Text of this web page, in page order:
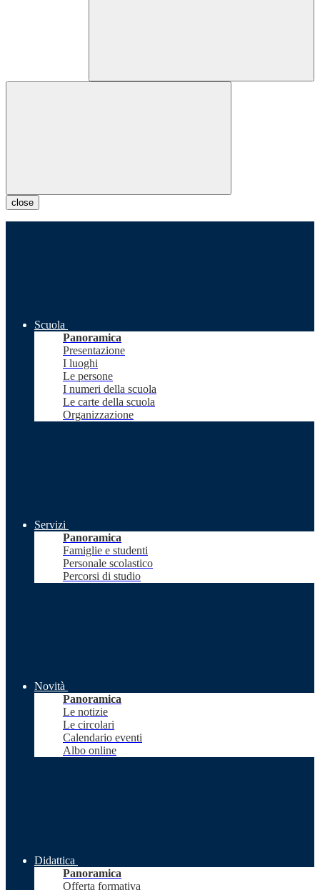
close
Scuola
Panoramica
Presentazione
I luoghi
Le persone
I numeri della scuola
Le carte della scuola
Organizzazione
Servizi
Panoramica
Famiglie e studenti
Personale scolastico
Percorsi di studio
Novità
Panoramica
Le notizie
Le circolari
Calendario eventi
Albo online
Didattica
Panoramica
Offerta formativa